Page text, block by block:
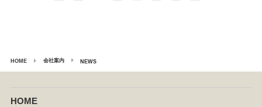
HOME 会社案内 NEWS
HOME